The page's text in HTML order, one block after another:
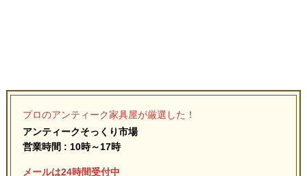
プロのアンティーク家具屋が厳選した！
アンティークそっくり市場
営業時間 : 10時～17時
メールは24時間受付中